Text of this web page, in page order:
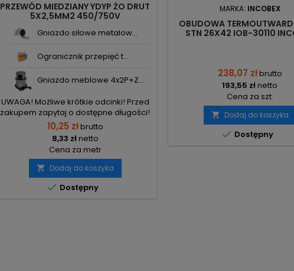
PRZEWÓD MIEDZIANY YDYP ŻO DRUT
5X2,5MM2 450/750V
Gniazdo siłowe metalow...
Ogranicznik przepięć t...
Gniazdo meblowe 4x2P+Z...
UWAGA! Możliwe krótkie odcinki! Przed
zakupem zapytaj o dostępne długości!
10,25 złbrutto
8,33 złnetto
Cena za metr
 Dodaj do koszyka
 Dostępny
MARKA: INCOBEX
OBUDOWA
STN 26X42 IOB-30110
238,07 złbrutto
193,55 złnetto
Cena za szt.
 Dodaj do koszyka
 Dostępny